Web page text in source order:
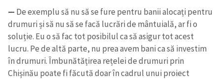
— De exemplu să nu să se fure pentru banii alocați pentru
drumuri și să nu să se facă lucrări de mântuială, ar fi o
soluție. Eu o să fac tot posibilul ca să asigur tot acest
lucru. Pe de altă parte, nu prea avem bani ca să investim
în drumuri. Îmbunătățirea rețelei de drumuri prin
Chișinău poate fi făcută doar în cadrul unui proiect
Telefon
+ Telefon personal
Am citit și sunt de
acord cupolitica de
confidențialitate.